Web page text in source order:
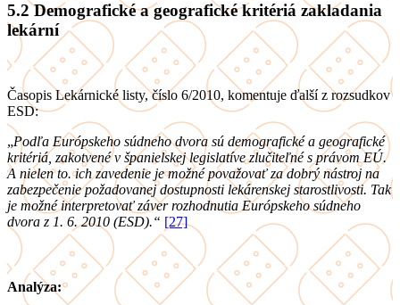
5.2 Demografické a geografické kritériá zakladania
lekární
Časopis Lekárnické listy, číslo 6/2010, komentuje ďalší z rozsudkov
ESD:
„Podľa Európskeho súdneho dvora sú demografické a geografické
kritériá, zakotvené v španielskej legislatíve zlučiteľné s právom EÚ.
A nielen to. ich zavedenie je možné považovať za dobrý nástroj na
zabezpečenie požadovanej dostupnosti lekárenskej starostlivosti. Tak
je možné interpretovať záver rozhodnutia Európskeho súdneho
dvora z 1. 6. 2010 (ESD).“ [27]
Analýza: